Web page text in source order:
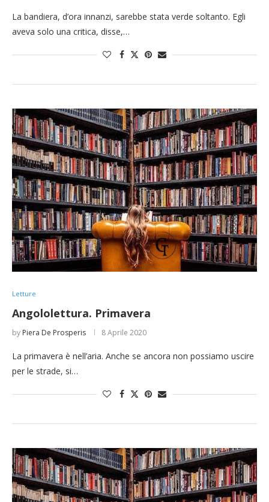
La bandiera, d’ora innanzi, sarebbe stata verde soltanto. Egli
aveva solo una critica, disse,…
Letture
Angololettura. Primavera
by Piera De Prosperis 8 Aprile 2020
La primavera è nell’aria. Anche se ancora non possiamo uscire
per le strade, si…